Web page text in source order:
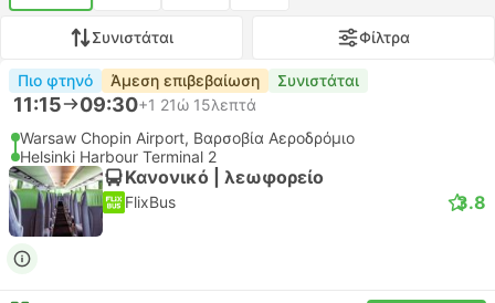
Συνιστάται Φίλτρα
Πιο φτηνό Άμεση επιβεβαίωση Συνιστάται
11:15 09:30+1 21ώ 15λεπτά
Warsaw Chopin Airport, Βαρσοβία Αεροδρόμιο
Helsinki Harbour Terminal 2
Κανονικό | λεωφορείο
FlixBus 3.8